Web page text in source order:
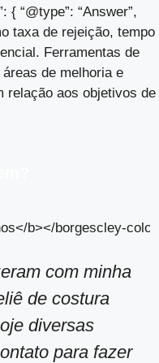
{ “@type”: “Answer”,
taxa de rejeição, tempo
Ferramentas de
de melhoria e
relação aos objetivos de
com minha
de costura
diversas
para fazer